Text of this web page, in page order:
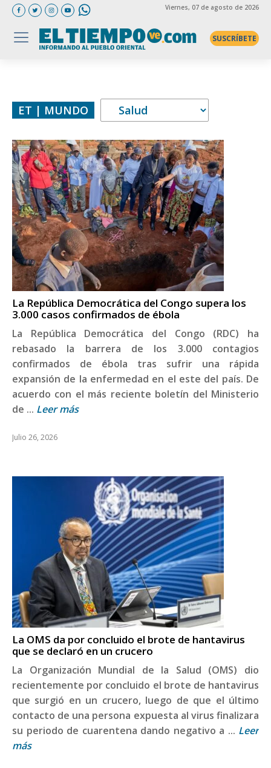
Viernes, 07 de agosto de 2026
SUSCRÍBETE
ET | MUNDO
La República Democrática del Congo supera los
3.000 casos confirmados de ébola
La República Democrática del Congo (RDC) ha
rebasado la barrera de los 3.000 contagios
confirmados de ébola tras sufrir una rápida
expansión de la enfermedad en el este del país. De
acuerdo con el más reciente boletín del Ministerio
de ... Leer más
Julio 26, 2026
La OMS da por concluido el brote de hantavirus
que se declaró en un crucero
La Organización Mundial de la Salud (OMS) dio
recientemente por concluido el brote de hantavirus
que surgió en un crucero, luego de que el último
contacto de una persona expuesta al virus finalizara
su periodo de cuarentena dando negativo a ... Leer
más